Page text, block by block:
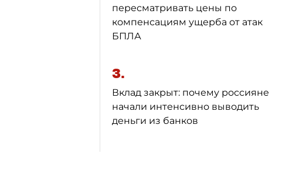
пересматривать цены по
компенсациям ущерба от атак
БПЛА
3.
Вклад закрыт: почему россияне
начали интенсивно выводить
деньги из банков